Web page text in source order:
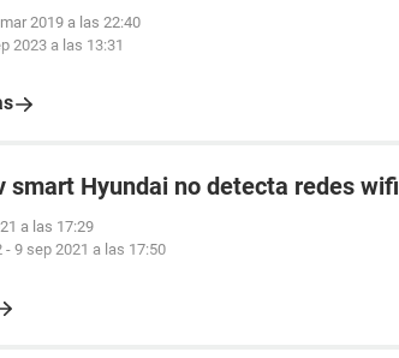
2019 a las 22:40
2023 a las 13:31
smart Hyundai no detecta redes wifi
a las 17:29
- 9 sep 2021 a las 17:50